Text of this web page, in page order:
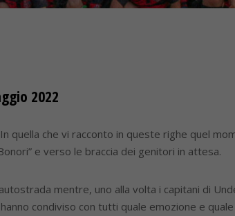
2022
quella che vi racconto in queste righe quel
e verso le braccia dei genitori in attesa.
mentre, uno alla volta i capitani di
condiviso con tutti quale emozione e